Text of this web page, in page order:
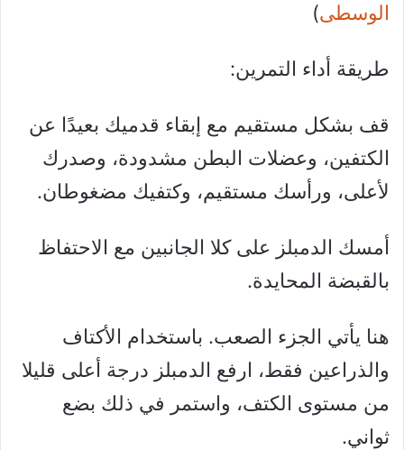
الوسطى)
طريقة أداء التمرين:
قف بشكل مستقيم مع إبقاء قدميك بعيدًا عن
الكتفين، وعضلات البطن مشدودة، وصدرك
لأعلى، ورأسك مستقيم، وكتفيك مضغوطان.
أمسك الدمبلز على كلا الجانبين مع الاحتفاظ
بالقبضة المحايدة.
هنا يأتي الجزء الصعب. باستخدام الأكتاف
والذراعين فقط، ارفع الدمبلز درجة أعلى قليلا
من مستوى الكتف، واستمر في ذلك بضع
ثواني.